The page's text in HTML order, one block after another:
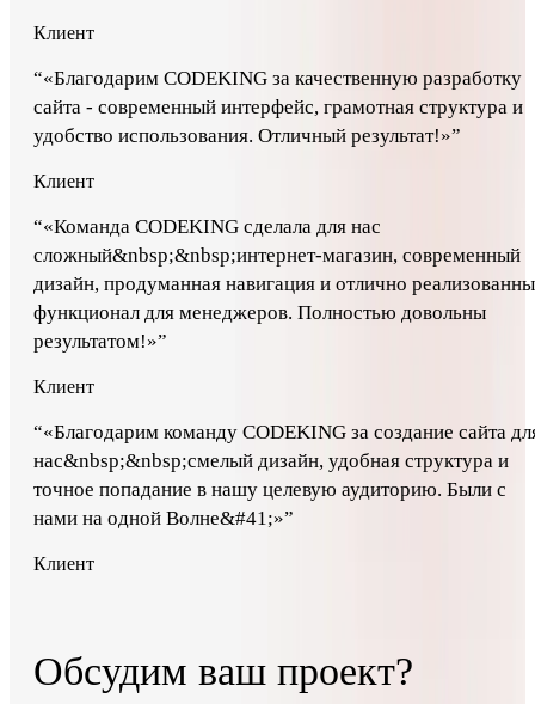
Клиент
“«Благодарим CODEKING за качественную разработку
сайта - современный интерфейс, грамотная структура и
удобство использования. Отличный результат!»”
Клиент
“«Команда CODEKING сделала для нас
сложный&nbsp;&nbsp;интернет-магазин, современный
дизайн, продуманная навигация и отлично
функционал для менеджеров. Полностью довольны
результатом!»”
Клиент
“«Благодарим команду CODEKING за создание сайта
нас&nbsp;&nbsp;смелый дизайн, удобная структура и
точное попадание в нашу целевую аудиторию. Были с
нами на одной Волне&#41;»”
Клиент
Обсудим ваш проект?